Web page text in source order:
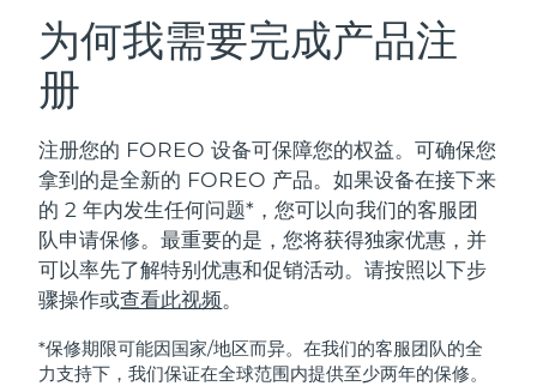
为何我需要完成产品注
册
注册您的 FOREO 设备可保障您的权益。可确保您
拿到的是全新的 FOREO 产品。如果设备在接下来
的 2 年内发生任何问题*，您可以向我们的客服团
队申请保修。最重要的是，您将获得独家优惠，并
可以率先了解特别优惠和促销活动。请按照以下步
骤操作或查看此视频。
*保修期限可能因国家/地区而异。在我们的客服团队的全
力支持下，我们保证在全球范围内提供至少两年的保修。
FAQ™ Dual LED Panel
特别优惠 畅销产品
美国
英国
澳大利亚 预计送达日期8/12/26
法国 预计送达日期 8/9/26
德国
加拿大 预计送达日期8/13/26